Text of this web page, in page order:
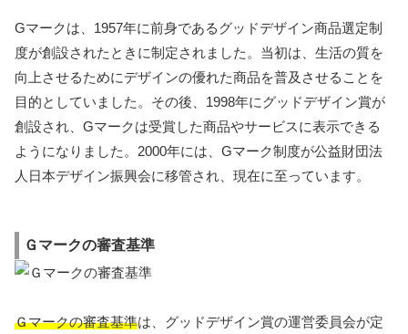
Gマークは、1957年に前身であるグッドデザイン商品選定制
度が創設されたときに制定されました。当初は、生活の質を
向上させるためにデザインの優れた商品を普及させることを
目的としていました。その後、1998年にグッドデザイン賞が
創設され、Gマークは受賞した商品やサービスに表示できる
ようになりました。2000年には、Gマーク制度が公益財団法
人日本デザイン振興会に移管され、現在に至っています。
Ｇマークの審査基準
Ｇマークの審査基準は、グッドデザイン賞の運営委員会が定